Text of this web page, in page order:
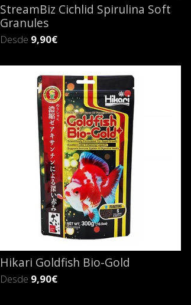
StreamBiz Cichlid Spirulina Soft
Granules
Desde 9,90€
Hikari Goldfish Bio-Gold
Desde 9,90€